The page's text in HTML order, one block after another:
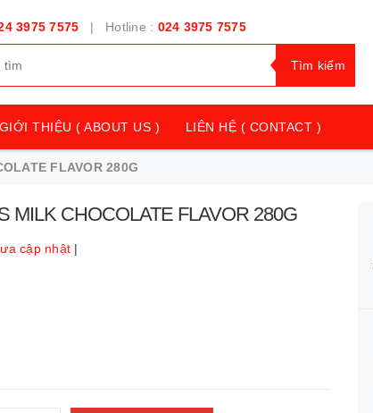
3975 7575 | Hotline : 024 3975 7575
Tìm kiếm
GIỚI THIỆU ( ABOUT US ) LIÊN HỆ ( CONTACT )
FLAVOR 280G
MILK CHOCOLATE FLAVOR 280G
cập nhật |